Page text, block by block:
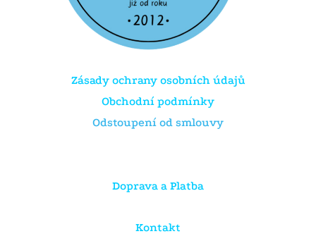
Zásady ochrany osobních údajů
Obchodní podmínky
Odstoupení od smlouvy
Doprava a Platba
Kontakt